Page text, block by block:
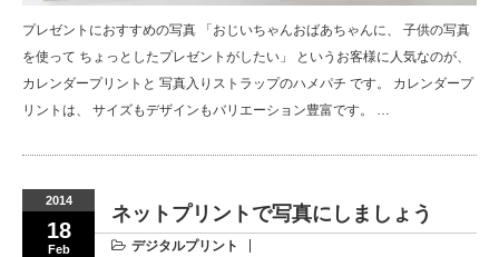
プレゼントにおすすめの写真 「おじいちゃんおばあちゃんに、 子供の写真
を使って ちょっとしたプレゼントがしたい」 というお客様に人気なのが、
カレンダープリントと 写真入りストラップのハメパチ です。 カレンダープ
リントは、 サイズもデザインもバリエーション豊富です。 …
2014
18
Feb
ネットプリントで写真にしましょう
デジタルプリント